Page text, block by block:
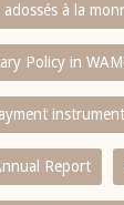
à la
Policy in
Report